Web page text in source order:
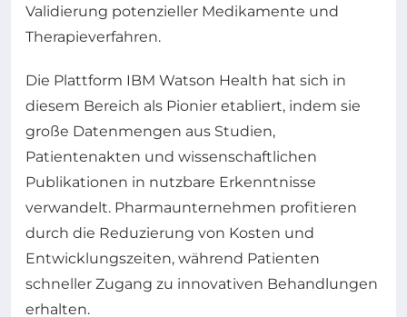
Validierung potenzieller Medikamente und
Therapieverfahren.
Die Plattform IBM Watson Health hat sich in
diesem Bereich als Pionier etabliert, indem sie
große Datenmengen aus Studien,
Patientenakten und wissenschaftlichen
Publikationen in nutzbare Erkenntnisse
verwandelt. Pharmaunternehmen profitieren
durch die Reduzierung von Kosten und
Entwicklungszeiten, während Patienten
schneller Zugang zu innovativen Behandlungen
erhalten.